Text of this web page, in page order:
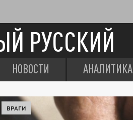
РУССКИЙ
НОВОСТИ АНАЛИТИКА
ВРАГИ